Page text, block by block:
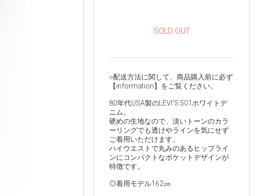
SOLD OUT
○配送方法に関して、商品購入前に必ず
【information】をご覧ください。
80年代USA製のLEVI'S 501ホワイトデ
ニム。
硬めの生地なので、淡いトーンのカラ
ーリングでも透けやラインを気にせず
ご着用いただけます。
ハイウエストで丸みのあるヒップライ
ンにコンパクトなポケットデザインが
特徴です。
◎着用モデル162㎝